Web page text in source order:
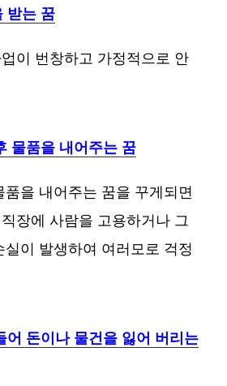
받는 꿈
이 번창하고 가정적으로 안
물품을 내어주는 꿈
을 내어주는 꿈을 꾸게되면
장에 사람을 고용하거나 그
이 발생하여 여러모로 걱정
어 돈이나 물건을 잃어 버리는